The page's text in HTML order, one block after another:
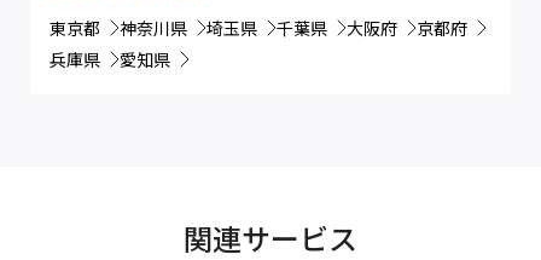
東京都 神奈川県 埼玉県 千葉県 大阪府
京都府
兵庫県
愛知県
関連サービス